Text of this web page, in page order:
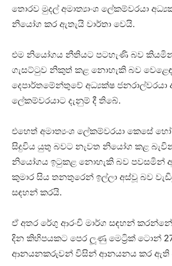
තොරව මුදල් අමාත්‍යාංශ ලේකම්වරයා
නියෝග කර ඇතැයි වාර්තා වෙයි.
එම නියෝගය නීතියට පටහැණි බව කියමින්
ගැසට්ටුව නිකුත් කළ නොහැකි බව
දෙපාර්තමේන්තුවේ අධ්‍යක්ෂ ජනරාල්වරයා
ලේකම්වරයාට දැනුම් දී තිබේ.
එහෙත් අමාත්‍යංශ ලේකම්වරයා කෙසේ
සිදුවිය යුතු බවට නැවත නියෝග කළ
නියෝගය ඉටුකළ නොහැකි බව පවසමින්
කුමාර සිය තනතුරෙන් ඉල්ලා අස්වූ බව
සඳහන් කරයි.
ඒ අතර රේගු ආරංචි මාර්ග සඳහන්
දින කිහිපයකට පෙර ලූණු මෙට්‍රික් ටොන්
ආනයනකරුවන් විසින් ආනයනය කර ඇති